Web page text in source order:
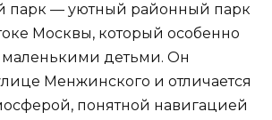
парк — уютный районный парк
Москвы, который особенно
маленькими детьми. Он
Менжинского и отличается
понятной навигацией